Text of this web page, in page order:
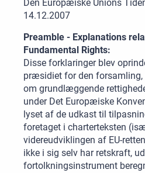
Den Europæiske Unions
14.12.2007
Preamble - Explanations
Fundamental Rights:
Disse forklaringer blev
præsidiet for den forsamling,
om grundlæggende
under Det Europæiske
lyset af de udkast til
foretaget i charterteksten
videreudviklingen af EU-
ikke i sig selv har retskraft,
fortolkningsinstrument